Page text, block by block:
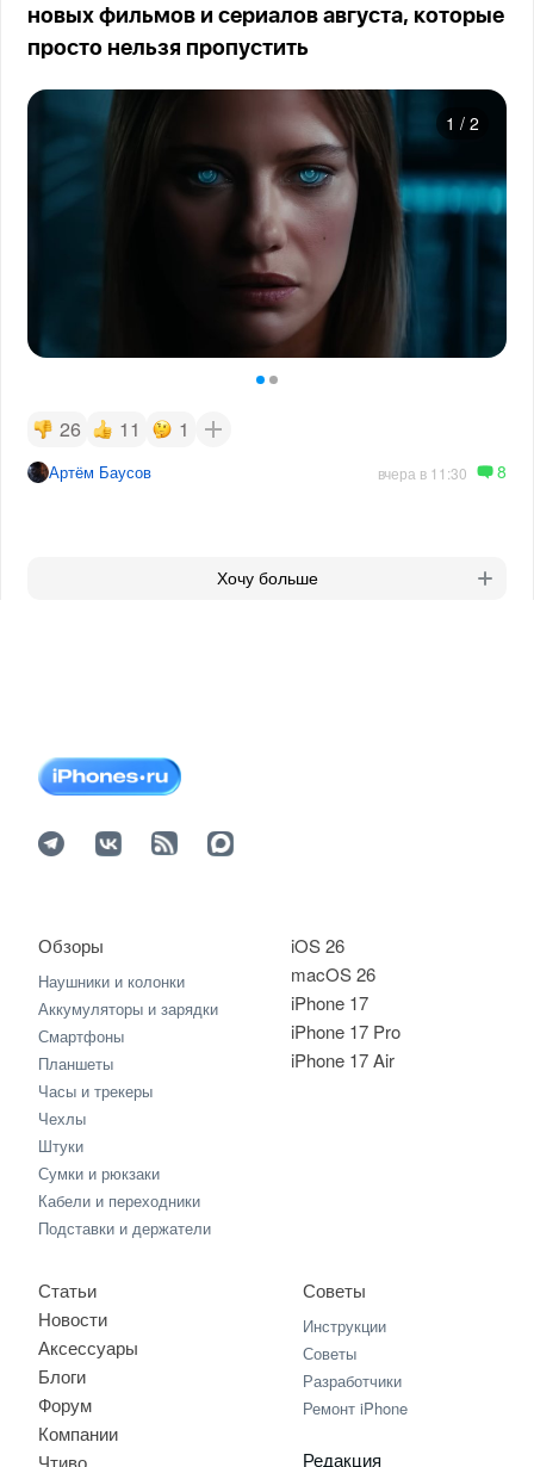
новых фильмов и сериалов августа, которые
просто нельзя пропустить
1 / 2
26 11 1
Артём Баусов вчера в 11:30 8
Хочу больше
iOS 26
macOS 26
iPhone 17
iPhone 17 Pro
iPhone 17 Air
Обзоры
Наушники и колонки
Аккумуляторы и зарядки
Смартфоны
Планшеты
Часы и трекеры
Чехлы
Штуки
Сумки и рюкзаки
Кабели и переходники
Подставки и держатели
Статьи
Новости
Аксессуары
Блоги
Форум
Компании
Советы
Инструкции
Советы
Разработчики
Ремонт iPhone
Редакция